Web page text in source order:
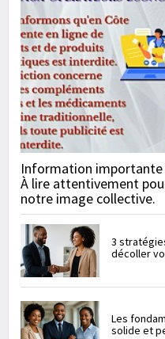
Information importante
À lire attentivement
notre image collective.
3
décoller
Les
solide et